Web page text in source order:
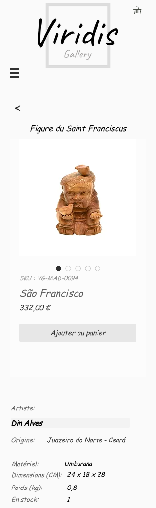
<
Figure du Saint Franciscus
SKU : VG-MAD-0094
São Francisco
332,00 €Prix
Ajouter au panier
Artiste:
Din Alves
Origine: Juazeiro do Norte - Ceará
Matériel:
Dimensions (CM):
Poids (kg):
En stock:
Umburana
24 x 18 x 28
0,8
1